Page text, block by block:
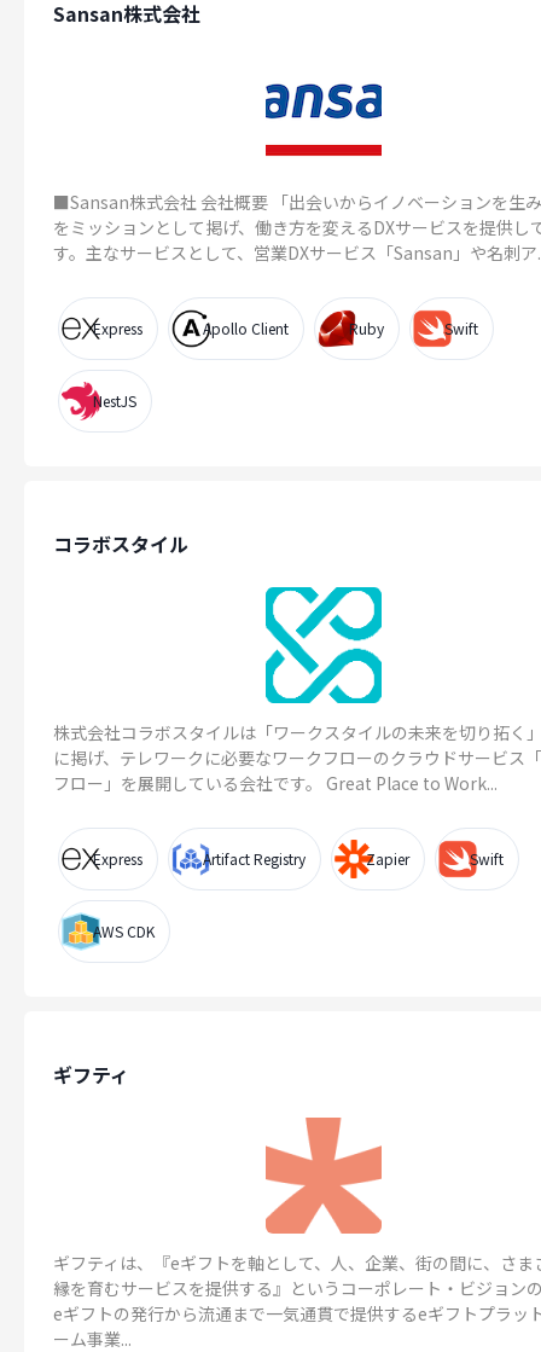
Sansan株式会社
■Sansan株式会社 会社概要 「出会いからイノベーションを生
をミッションとして掲げ、働き方を変えるDXサービスを提供し
す。主なサービスとして、営業DXサービス「Sansan」や名刺ア
Express Apollo Client Ruby Swift
NestJS
コラボスタイル
株式会社コラボスタイルは「ワークスタイルの未来を切り拓く
に掲げ、テレワークに必要なワークフローのクラウドサービス
フロー」を展開している会社です。 Great Place to Work...
Express Artifact Registry Zapier Swift
AWS CDK
ギフティ
ギフティは、『eギフトを軸として、人、企業、街の間に、さま
縁を育むサービスを提供する』というコーポレート・ビジョン
eギフトの発行から流通まで一気通貫で提供するeギフトプラッ
ーム事業...